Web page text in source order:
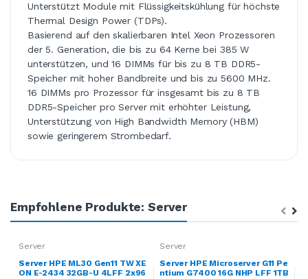
Unterstützt Module mit Flüssigkeitskühlung für höchste
Thermal Design Power (TDPs).
Basierend auf den skalierbaren Intel Xeon Prozessoren
der 5. Generation, die bis zu 64 Kerne bei 385 W
unterstützen, und 16 DIMMs für bis zu 8 TB DDR5-
Speicher mit hoher Bandbreite und bis zu 5600 MHz.
16 DIMMs pro Prozessor für insgesamt bis zu 8 TB
DDR5-Speicher pro Server mit erhöhter Leistung,
Unterstützung von High Bandwidth Memory (HBM)
sowie geringerem Strombedarf.
Empfohlene Produkte: Server
Server
Server HPE ML30 Gen11 TW XE
ON E-2434 32GB-U 4LFF 2x96
Server
Server HPE Microserver G11 Pe
ntium G7400 16G NHP LFF 1TB